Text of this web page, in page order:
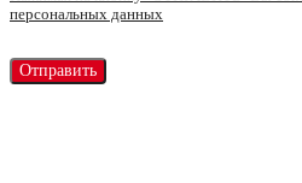
персональных данных